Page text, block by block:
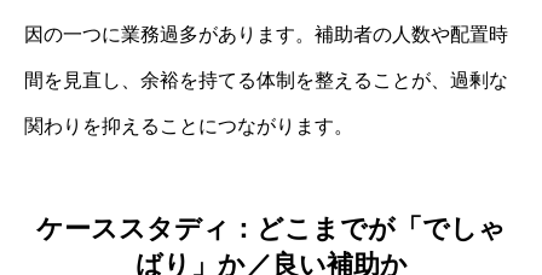
因の一つに業務過多があります。補助者の人数や配置時
間を見直し、余裕を持てる体制を整えることが、過剰な
関わりを抑えることにつながります。
ケーススタディ：どこまでが「でしゃ
ばり」か／良い補助か